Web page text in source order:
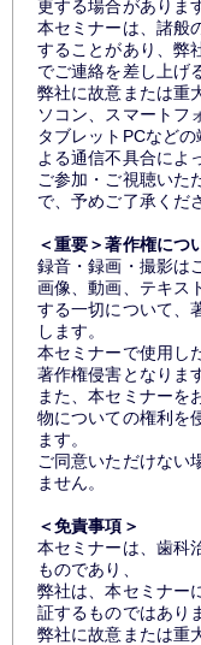
更する場合がありま
本セミナーは、諸般
することがあり、弊
でご連絡を差し上げ
弊社に故意または重
ソコン、スマートフ
タブレットPCなど
よる通信不具合によ
ご参加・ご視聴いた
で、予めご了承くだ
＜重要＞著作権につ
録音・録画・撮影は
画像、動画、テキス
する一切について、
します。
本セミナーで使用し
著作権侵害となりま
また、本セミナーを
物についての権利を
ます。
ご同意いただけない
ません。
＜免責事項＞
本セミナーは、歯科
ものであり、
弊社は、本セミナー
証するものではあり
弊社に故意または重